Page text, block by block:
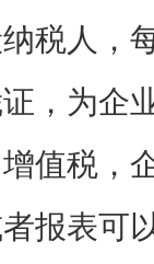
税人，
，为企
值税，
报表可